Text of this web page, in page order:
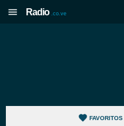
Radio .co.ve
FAVORITOS